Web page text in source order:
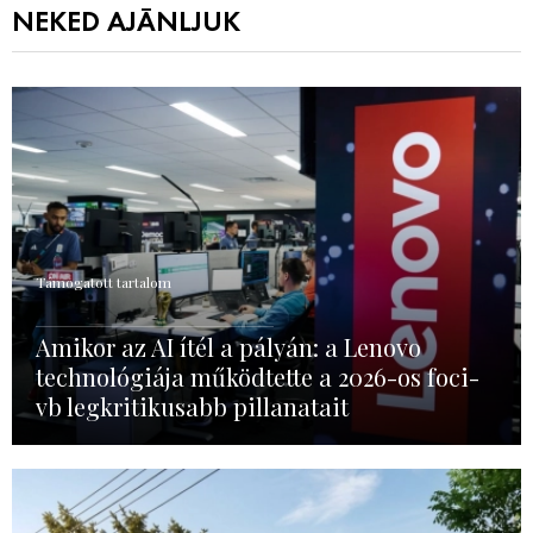
NEKED AJÁNLJUK
Támogatott tartalom
Amikor az AI ítél a pályán: a Lenovo
technológiája működtette a 2026-os foci-
vb legkritikusabb pillanatait